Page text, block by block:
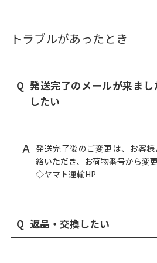
トラブルがあったとき
Q 発送完了のメールが来ま
したい
A 発送完了後のご変更は、お客
絡いただき、お荷物番号から変
◇ヤマト運輸HP
Q 返品・交換したい